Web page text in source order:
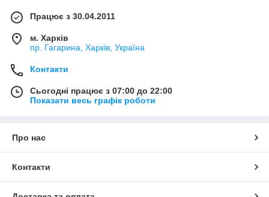
Працює з 30.04.2011
м. Харків
пр. Гагарина, Харків, Україна
Контакти
Сьогодні працює з 07:00 до 22:00
Показати весь графік роботи
Про нас
Контакти